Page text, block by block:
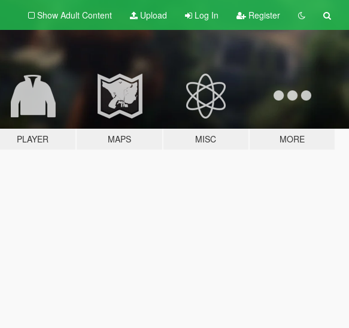
Show Adult Content Upload Log In Register
PLAYER MAPS MISC MORE